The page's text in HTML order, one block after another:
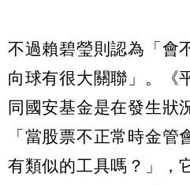
不過賴碧瑩則認為「會
向球有很大關聯」。《
同國安基金是在發生狀
「當股票不正常時金管
有類似的工具嗎？」，